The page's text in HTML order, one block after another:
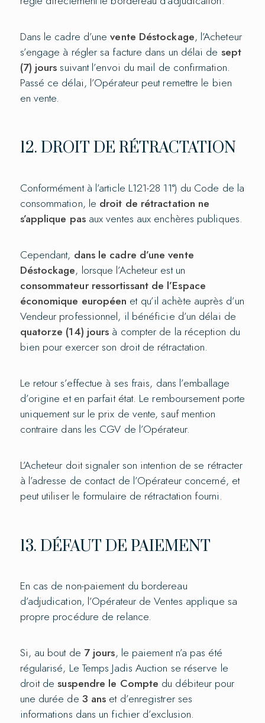
Dans le cadre d’unevente Déstockage, l’Acheteur
s’engage à régler sa facture dans un délai de sept
(7) jourssuivant l’envoi du mail de confirmation.
Passé ce délai, l’Opérateur peut remettre le bien
en vente.
12. DROIT DE RÉTRACTATION
Conformément à l’article L121-28 11°) du Code de la
consommation, le droit de rétractation ne
s’applique pasaux ventes aux enchères publiques.
Cependant, dans le cadre d’une vente
Déstockage, lorsque l’Acheteur est un
consommateur ressortissant de l’Espace
économique européen et qu’il achète auprès d’un
Vendeur professionnel, il bénéficie d’un délai de
quatorze (14) jours à compter de la réception du
bien pour exercer son droit de rétractation.
Le retour s’effectue à ses frais, dans l’emballage
d’origine et en parfait état. Le remboursement porte
uniquement sur le prix de vente, sauf mention
contraire dans les CGV de l’Opérateur.
L’Acheteur doit signaler son intention de se rétracter
à l’adresse de contact de l’Opérateur concerné, et
peut utiliser le formulaire de rétractation fourni.
13. DÉFAUT DE PAIEMENT
En cas de non-paiement du bordereau
d’adjudication, l’Opérateur de Ventes applique sa
propre procédure de relance.
Si, au bout de 7 jours, le paiement n’a pas été
régularisé, Le Temps Jadis Auction se réserve le
droit desuspendre le Compte du débiteur pour
une durée de 3 ans et d’enregistrer ses
informations dans un fichier d’exclusion.